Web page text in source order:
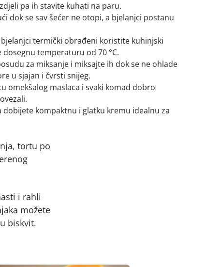
pa ih stavite kuhati na paru.
dok se sav šećer ne otopi, a bjelanjci postanu
termički obrađeni koristite kuhinjski
temperaturu od 70 °C.
za miksanje i miksajte ih dok se ne ohlade
u sjajan i čvrsti snijeg.
omekšalog maslaca i svaki komad dobro
kompaktnu i glatku kremu idealnu za
tortu po
i rahli
možete
biskvit.